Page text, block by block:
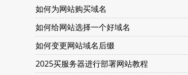
如何为网站购买域名
如何给网站选择一个好域名
如何变更网站域名后缀
2025买服务器进行部署网站教程